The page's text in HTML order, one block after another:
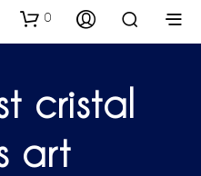
0
cristal
art